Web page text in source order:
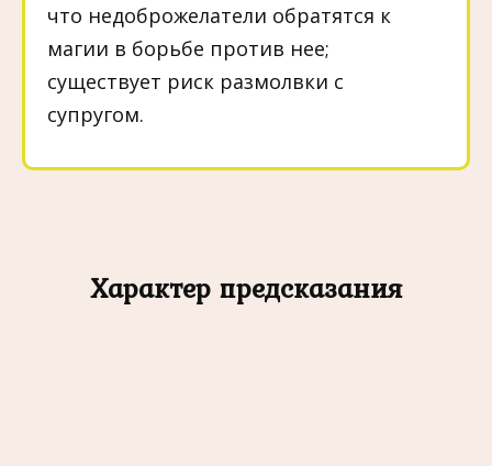
что недоброжелатели обратятся к
магии в борьбе против нее;
существует риск размолвки с
супругом.
Характер предсказания